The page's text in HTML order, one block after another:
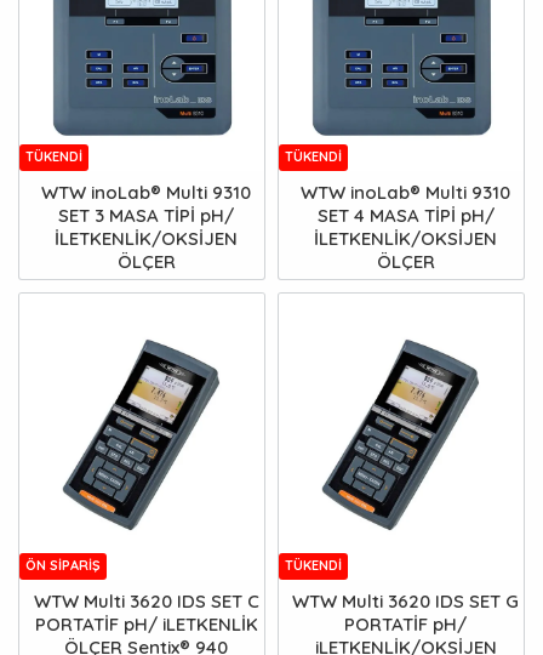
TÜKENDI
WTW inoLab® Multi 9310
SET 3 MASA TİPİ pH/
İLETKENLİK/OKSİJEN
ÖLÇER
TÜKENDI
WTW inoLab® Multi 9310
SET 4 MASA TİPİ pH/
İLETKENLİK/OKSİJEN
ÖLÇER
ÖN SIPARIŞ
WTW Multi 3620 IDS SET C
PORTATİF pH/ iLETKENLİK
ÖLÇER Sentix® 940
TÜKENDI
WTW Multi 3620 IDS SET G
PORTATİF pH/
iLETKENLİK/OKSİJEN